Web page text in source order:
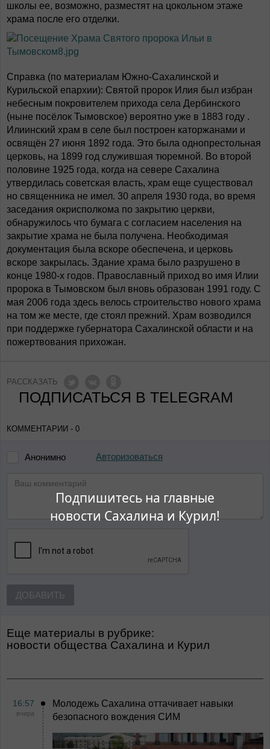
Подпишитесь на главные
новости Сахалина и Курил!
школы ее, возможно, разместят на цокольном этаже
храма после его отделки.
Справка (по материалам Южно-Сахалинской и
Курильской епархии): Святой пророк Илия был избран
небесным покровителем прихода села Дербинского
(ныне посёлок Тымовское) вероятно уже в 1883 году .
Илиинский храм в селе был построен каторжанами и
освящён 27 июня 1892 года. Это была однопрестольная
церковь, на 1899 год служившая тюремной. Во второй
половине 1925 года, когда на севере Сахалина
утвердилась советская власть, храм еще существовал
но священника не имел. 30 апреля 1930 года, во время
заседания окрисполкома по закрытию церкви,
обнаружилось что бумага с согласием населения на
закрытие храма не была получена. Необходимая
документация была вскоре обеспечена, и церковь
вскоре закрылась. Здание храма было разрушено в
конце 1980-х годов. Православный приход во имя Илии
пророка в Тымовском был вновь образован 1991 году. С
мая 2006 года здесь велось строительство нового храма
на том же месте, где стоял прежний. Храм возводился
при поддержке губернатора Сахалинской области и на
пожертвования прихожан.
РАССКАЗАТЬ
ПОДПИСАТЬСЯ В TELEGRAM
КОММЕНТАРИИ - 0
Анонимно Авторизоваться
ДОБАВИТЬ
Еще материалы в рубрике:
Новости общества Сахалина и Курил
16:57
вчера
Молодежь Сахалина оттачивает навыки
безопасного вождения СИМ